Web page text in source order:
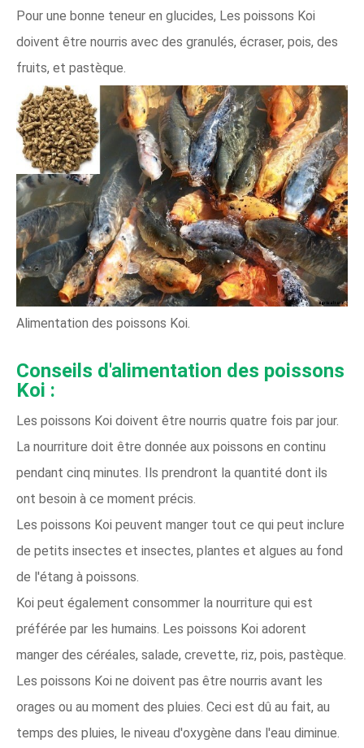
Pour une bonne teneur en glucides, Les poissons Koi
doivent être nourris avec des granulés, écraser, pois, des
fruits, et pastèque.
Alimentation des poissons Koi.
Conseils d'alimentation des poissons
Koi :
Les poissons Koi doivent être nourris quatre fois par jour.
La nourriture doit être donnée aux poissons en continu
pendant cinq minutes. Ils prendront la quantité dont ils
ont besoin à ce moment précis.
Les poissons Koi peuvent manger tout ce qui peut inclure
de petits insectes et insectes, plantes et algues au fond
de l'étang à poissons.
Koi peut également consommer la nourriture qui est
préférée par les humains. Les poissons Koi adorent
manger des céréales, salade, crevette, riz, pois, pastèque.
Les poissons Koi ne doivent pas être nourris avant les
orages ou au moment des pluies. Ceci est dû au fait, au
temps des pluies, le niveau d'oxygène dans l'eau diminue.